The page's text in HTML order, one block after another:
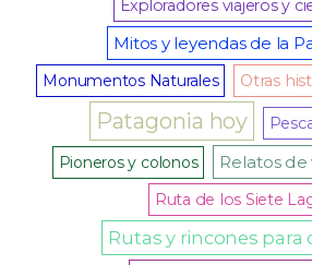
Exploradores viajeros y
Mitos y leyendas de la
Monumentos Naturales Otras
Patagonia hoy
Pioneros y colonos
Relatos de
Ruta de los Siete
Rutas y rincones para